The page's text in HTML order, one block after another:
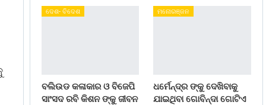
ଦେଶ- ବିଦେଶ
ବଲିଉଡ କଳାକାର ଓ ବିଜେପି
ସାଂସଦ ରବି କିଶନ ଙ୍କୁ ଜୀବନ
ମନୋରଞ୍ଜନ
ଧର୍ମେନ୍ଦ୍ର ଙ୍କୁ ଦେଖିବାକୁ
ଯାଇଥିବା ଗୋବିନ୍ଦା ଗୋଟିଏ